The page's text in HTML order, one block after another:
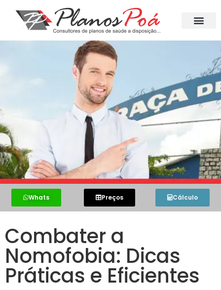
Whats Preços Cálculo
Combater a
Nomofobia: Dicas
Práticas e Eficientes